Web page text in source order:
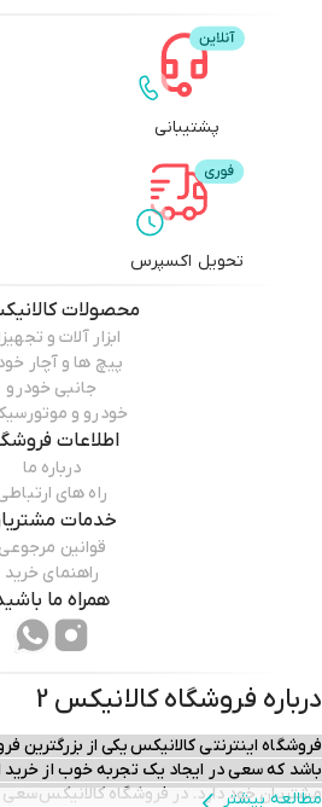
پشتیبانی
تحویل اکسپرس
محصولات
ابزار آلات و
پیچ ها و آچار
جانبی خودرو
خودرو و
اطلاعات
درباره ما
راه های
خدمات
قوانین مرجوعی
راهنمای خرید
همراه ما
درباره فروشگاهکالانیکس 2
فروشگاه اینترنتی کالانیکس یکی از بزرگترین
باشد که سعی در ایجاد یک تجربه خوب از خرید
مشتریان خود دارد. در فروشگاه کالانیکس
مطالعه بیشتر